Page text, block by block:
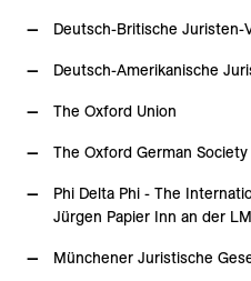
Deutsch-Britische Juristen-
Deutsch-Amerikanische
The Oxford Union
The Oxford German Society
Phi Delta Phi - The
Jürgen Papier Inn an der
Münchener Juristische